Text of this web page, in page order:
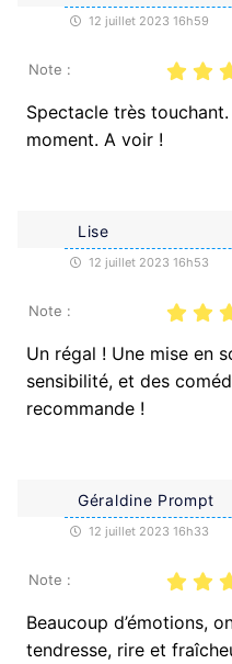
12 juillet 2023 16h59
Note :
Spectacle très
moment. A voir !
Lise
12 juillet 2023 16h53
Note :
Un régal ! Une mise en
sensibilité, et des
recommande !
Géraldine Prompt
12 juillet 2023 16h33
Note :
Beaucoup d’émotions,
tendresse, rire et